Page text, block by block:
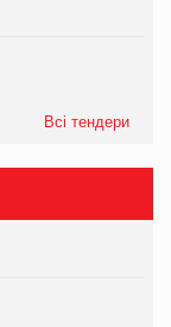
Всі тендери